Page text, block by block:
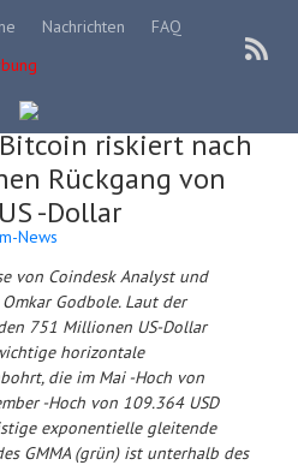
Nachrichten
FAQ
riskiert nach
Rückgang von
-Dollar
News
von Coindesk Analyst und
Godbole. Laut der
751 Millionen US-Dollar
horizontale
die im Mai -Hoch von
-Hoch von 109.364 USD
exponentielle gleitende
GMMA (grün) ist unterhalb des